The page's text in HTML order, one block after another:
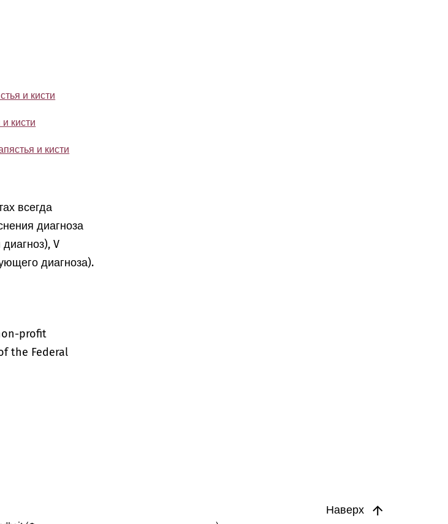
и кисти
кисти
и кисти
всегда
диагноза
V
диагноза).
profit
the Federal
Наверх